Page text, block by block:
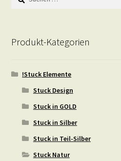
nach:
Produkt-Kategorien
!Stuck Elemente
Stuck Design
Stuck in GOLD
Stuck in Silber
Stuck in Teil-Silber
Stuck Natur